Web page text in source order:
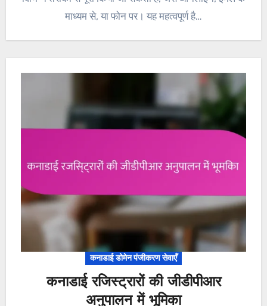
माध्यम से, या फोन पर। यह महत्वपूर्ण है…
कनाडाई डोमेन पंजीकरण सेवाएँ
कनाडाई रजिस्ट्रारों की जीडीपीआर
अनुपालन में भूमिका